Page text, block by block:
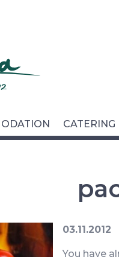
CATERING
Blog
03.11.2012
You have